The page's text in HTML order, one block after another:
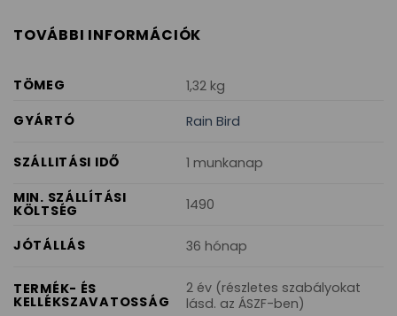
TOVÁBBI INFORMÁCIÓK
TÖMEG
1,32 kg
GYÁRTÓ
Rain Bird
SZÁLLITÁSI IDŐ
1 munkanap
MIN. SZÁLLÍTÁSI
KÖLTSÉG 1490
JÓTÁLLÁS 36 hónap
TERMÉK- ÉS
KELLÉKSZAVATOSSÁG
2 év (részletes szabályokat
lásd. az ÁSZF-ben)